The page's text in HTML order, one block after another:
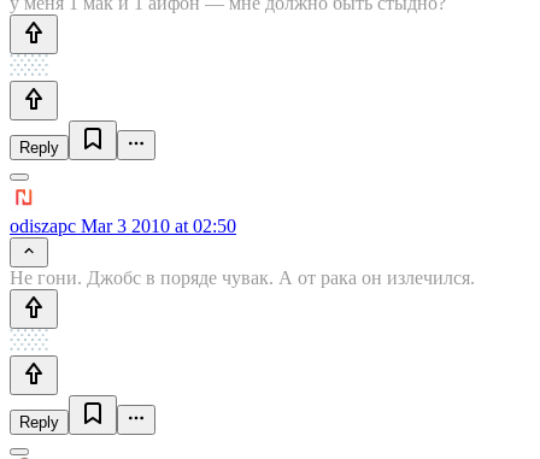
Reply
odiszapc Mar 3 2010 at 02:50
Не гони. Джобс в поряде чувак. А от рака он излечился.
Reply